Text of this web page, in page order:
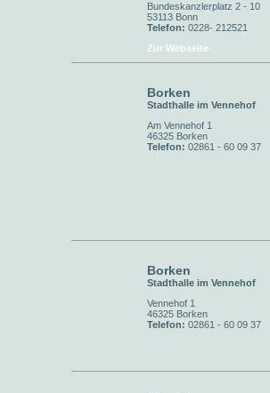
Bundeskanzlerplatz 2 - 10
53113 Bonn
Telefon: 0228- 212521
Zur Webseite
Borken
Stadthalle im Vennehof
Am Vennehof 1
46325 Borken
Telefon: 02861 - 60 09 37
Borken
Stadthalle im Vennehof
Vennehof 1
46325 Borken
Telefon: 02861 - 60 09 37